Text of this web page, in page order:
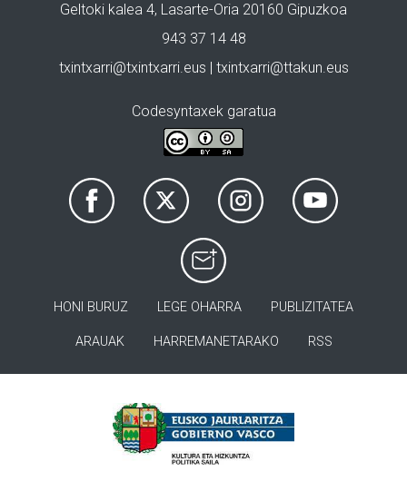
Geltoki kalea 4, Lasarte-Oria 20160 Gipuzkoa
943 37 14 48
txintxarri@txintxarri.eus | txintxarri@ttakun.eus
Codesyntaxek garatua
HONI BURUZ LEGE OHARRA PUBLIZITATEA
ARAUAK HARREMANETARAKO RSS